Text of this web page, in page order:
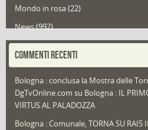
Mondo in rosa(22)
News(992)
Portfolio(1)
Redazioni(1.049)
Speciali (22)
Sport
COMMENTI RECENTI
Bologna : conclusa la Mostra delle
DgTvOnline.com su Bologna : IL
VIRTUS AL PALADOZZA
Bologna : Comunale, TORNA SU RAI5